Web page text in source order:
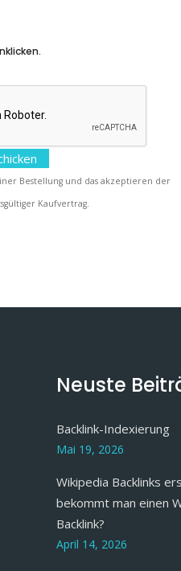
Bestellung und das akzeptieren der
Kaufvertrag.
Neuste
Backlink-Indexierung
Mai 19, 2026
Wikipedia Backlinks
bekommt man einen
Backlink?
April 14, 2026